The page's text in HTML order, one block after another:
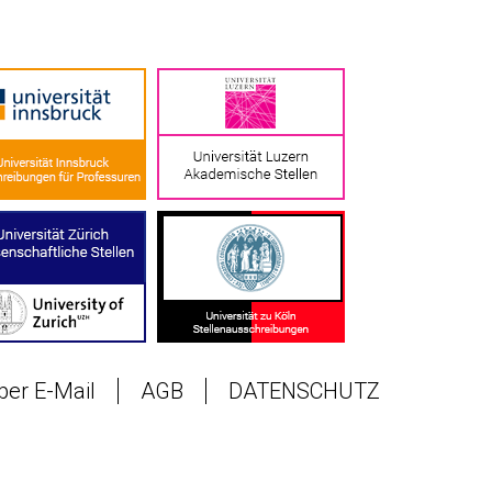
E-Mail AGB DATENSCHUTZ